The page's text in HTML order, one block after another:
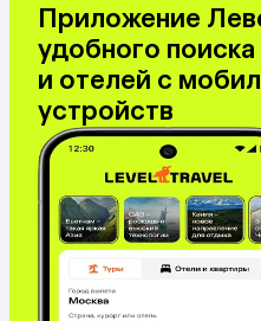
Приложение
удобного поиска
и отелей с
устройств